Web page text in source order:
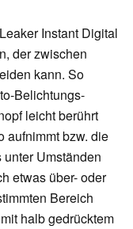
Instant Digital
der zwischen
kann. So
Belichtungs-
leicht berührt
aufnimmt bzw. die
Umständen
etwas über- oder
Bereich
halb gedrücktem